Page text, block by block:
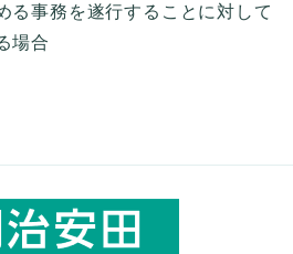
る事務を遂行することに対して
場合